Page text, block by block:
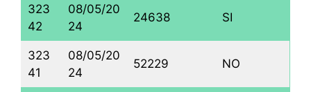
323
42
08/05/20
24
24638 SI
323
41
08/05/20
24
52229 NO